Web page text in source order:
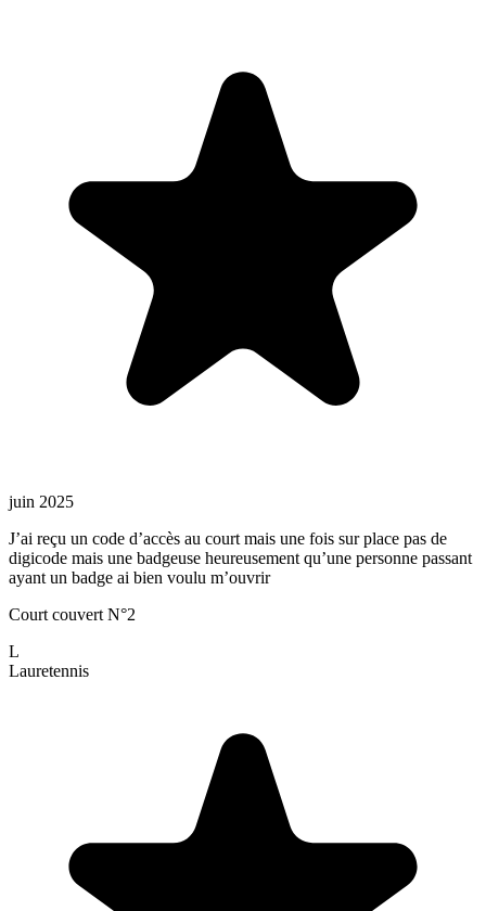
juin 2025
J’ai reçu un code d’accès au court mais une fois sur place pas de
digicode mais une badgeuse heureusement qu’une personne passant
ayant un badge ai bien voulu m’ouvrir
Court couvert N°2
L
Lauretennis